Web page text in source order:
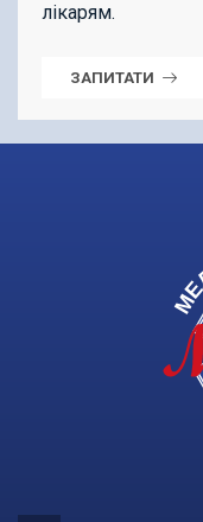
лікарям.
ЗАПИТАТИ